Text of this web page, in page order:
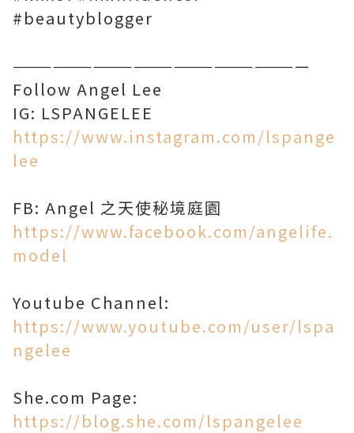
#beautyblogger
——————————————————————
Follow Angel Lee
IG: LSPANGELEE
https://www.instagram.com/lspange
lee
FB: Angel 之天使秘境庭園
https://www.facebook.com/angelife.
model
Youtube Channel:
https://www.youtube.com/user/lspa
ngelee
She.com Page:
https://blog.she.com/lspangelee